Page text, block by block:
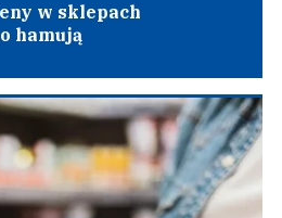
w sklepach
hamują